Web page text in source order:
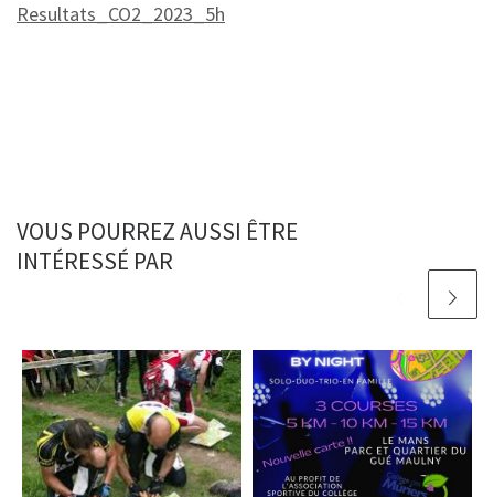
Resultats_CO2_2023_5h
VOUS POURREZ AUSSI ÊTRE
INTÉRESSÉ PAR